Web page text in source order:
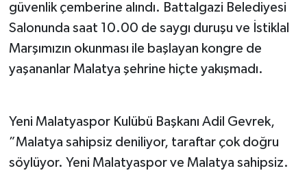
güvenlik çemberine alındı. Battalgazi Belediyesi
Salonunda saat 10.00 de saygı duruşu ve İstiklal
Marşımızın okunması ile başlayan kongre de
yaşananlar Malatya şehrine hiçte yakışmadı.
Yeni Malatyaspor Kulübü Başkanı Adil Gevrek,
”Malatya sahipsiz deniliyor, taraftar çok doğru
söylüyor. Yeni Malatyaspor ve Malatya sahipsiz.